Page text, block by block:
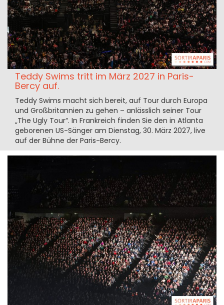
Teddy Swims tritt im März 2027 in Paris-
Bercy auf.
Teddy Swims macht sich bereit, auf Tour durch Europa
und Großbritannien zu gehen – anlässlich seiner Tour
„The Ugly Tour“. In Frankreich finden Sie den in Atlanta
geborenen US-Sänger am Dienstag, 30. März 2027, live
auf der Bühne der Paris-Bercy.